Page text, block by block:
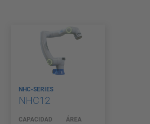
NHC-SERIES
NHC12
CAPACIDAD
ÁREA